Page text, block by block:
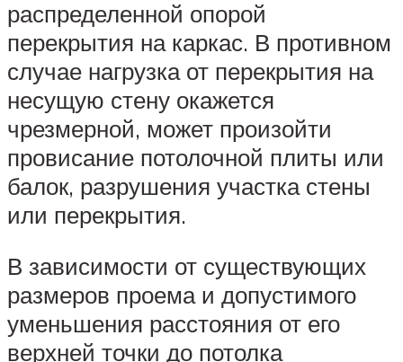
распределенной опорой
перекрытия на каркас. В противном
случае нагрузка от перекрытия на
несущую стену окажется
чрезмерной, может произойти
провисание потолочной плиты или
балок, разрушения участка стены
или перекрытия.
В зависимости от существующих
размеров проема и допустимого
уменьшения расстояния от его
верхней точки до потолка